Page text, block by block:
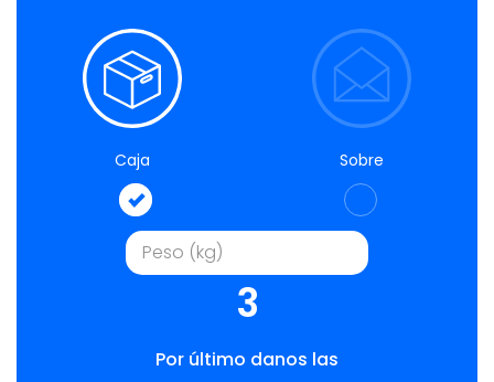
Caja Sobre
3
Por último danos las